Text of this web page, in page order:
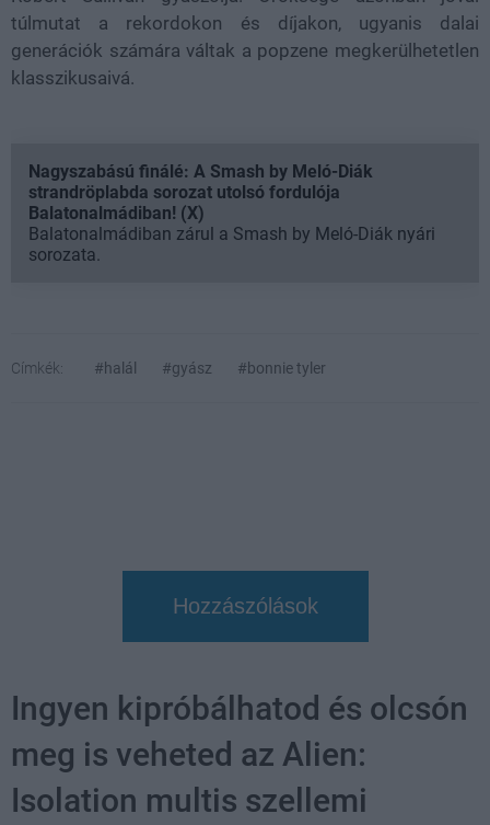
túlmutat a rekordokon és díjakon, ugyanis dalai
generációk számára váltak a popzene megkerülhetetlen
klasszikusaivá.
Nagyszabású finálé: A Smash by Meló-Diák
strandröplabda sorozat utolsó fordulója
Balatonalmádiban! (X)
Balatonalmádiban zárul a Smash by Meló-Diák nyári
sorozata.
Címkék: #halál #gyász #bonnie tyler
Hozzászólások
Ingyen kipróbálhatod és olcsón
meg is veheted az Alien:
Isolation multis szellemi